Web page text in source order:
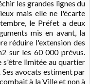
les grandes lignes du
mais elle ne l'écarte
le Préfet a deux
mis en avant, la
réduire l'extension des
sur les 60 000 prévus.
s'être limitée au quartier
avocats estiment par
à la Ville et non à